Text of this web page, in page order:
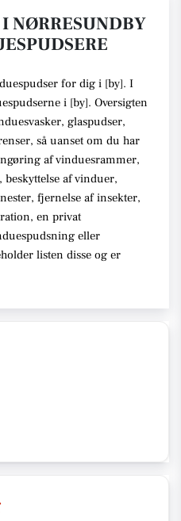
NØRRESUNDBY
for dig i [by]. I
i [by]. Oversigten
glaspudser,
så uanset om du har
af vinduesrammer,
af vinduer,
fjernelse af insekter,
en privat
eller
listen disse og er